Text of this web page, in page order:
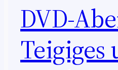
DVD-
Teigiges